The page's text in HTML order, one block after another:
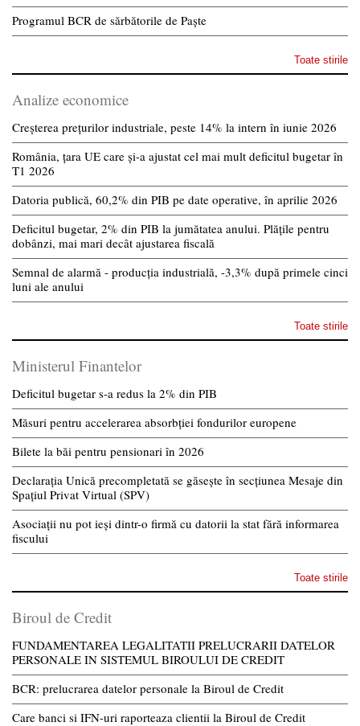
Programul BCR de sărbătorile de Paște
Toate stirile
Analize economice
Creșterea prețurilor industriale, peste 14% la intern în iunie 2026
România, țara UE care și-a ajustat cel mai mult deficitul bugetar în
T1 2026
Datoria publică, 60,2% din PIB pe date operative, în aprilie 2026
Deficitul bugetar, 2% din PIB la jumătatea anului. Plățile pentru
dobânzi, mai mari decât ajustarea fiscală
Semnal de alarmă - producția industrială, -3,3% după primele cinci
luni ale anului
Toate stirile
Ministerul Finantelor
Deficitul bugetar s-a redus la 2% din PIB
Măsuri pentru accelerarea absorbției fondurilor europene
Bilete la băi pentru pensionari în 2026
Declarația Unică precompletată se găsește în secțiunea Mesaje din
Spațiul Privat Virtual (SPV)
Asociații nu pot ieși dintr-o firmă cu datorii la stat fără informarea
fiscului
Toate stirile
Biroul de Credit
FUNDAMENTAREA LEGALITATII PRELUCRARII DATELOR
PERSONALE IN SISTEMUL BIROULUI DE CREDIT
BCR: prelucrarea datelor personale la Biroul de Credit
Care banci si IFN-uri raporteaza clientii la Biroul de Credit